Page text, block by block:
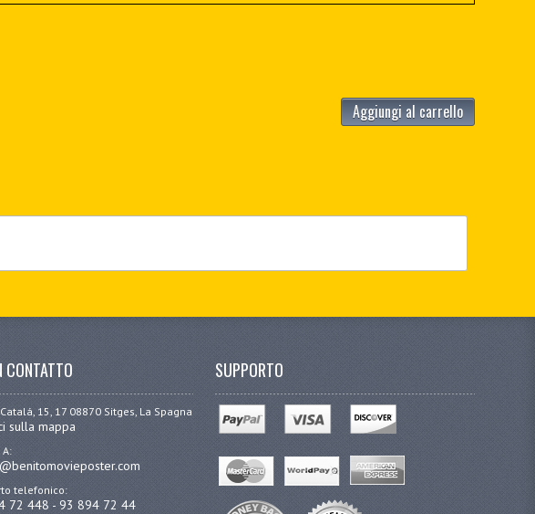
Aggiungi al carrello
CONTATTO
15, 17 08870 Sitges, La Spagna
sulla mappa
telefonico:
72 448 - 93 894 72 44
SUPPORTO